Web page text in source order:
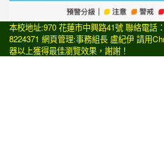
本校地址:970 花蓮市中興路41號 聯絡電話
8224371 網頁管理:事務組長 盧紀伊 請用
器以上獲得最佳瀏覽效果，謝謝！